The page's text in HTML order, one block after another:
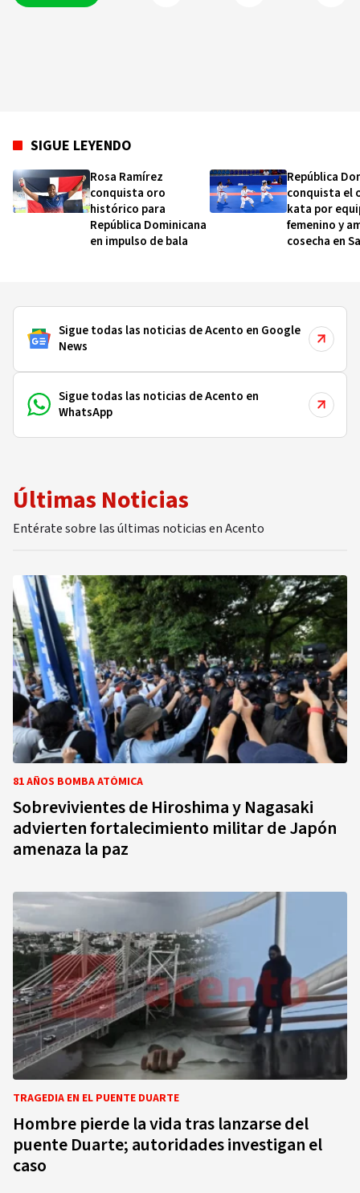
SIGUE LEYENDO
Rosa Ramírez
conquista oro
histórico para
República Dominicana
en impulso de bala
República
conquista el
kata por
femenino y
cosecha en
Sigue todas las noticias de Acento en Google
News
Sigue todas las noticias de Acento en
WhatsApp